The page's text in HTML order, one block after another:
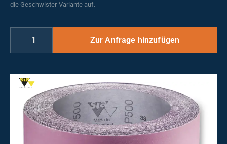
die Geschwister-Variante auf.